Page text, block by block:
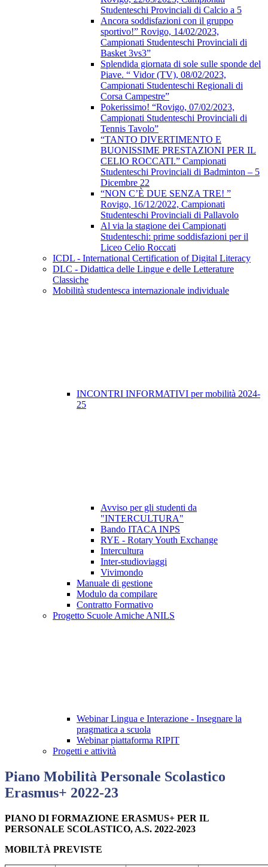
Studenteschi Provinciali di Calcio a 5
Ancora soddisfazioni con il gruppo
sportivo!” Rovigo, 14/02/2023,
Campionati Studenteschi Provinciali di
Basket 3vs3”
Splendida giornata di sole sulle sponde del
Piave. “ Vidor (TV), 08/02/2023,
Campionati Studenteschi Regionali di
Corsa Campestre”
Pokerissimo! “Rovigo, 07/02/2023,
Campionati Studenteschi Provinciali di
Tennis Tavolo”
“TANTO DIVERTIMENTO E
BUONISSIME PRESTAZIONI PER IL
CELIO ROCCATI.” Campionati
Studenteschi Provinciali di Badminton – 5
Dicembre 22
“NON C’È DUE SENZA TRE! ”
Rovigo, 16/12/2022, Campionati
Studenteschi Provinciali di Pallavolo
Al via la stagione dei Campionati
Studenteschi: prime soddisfazioni per il
Liceo Celio Roccati
ICDL - International Certification of Digital Literacy
DLC - Didattica delle Lingue e delle Letterature
Classiche
Mobilità studentesca internazionale individuale
INCONTRI INFORMATIVI per mobilità 2024-
25
Avviso per gli studenti da
"INTERCULTURA"
Bando ITACA INPS
RYE - Rotary Youth Exchange
Intercultura
Inter-studioviaggi
Vivimondo
Manuale di gestione
Modulo da compilare
Contratto Formativo
Progetto Scuole Amiche ANILS
Webinar Lingua e Interazione - Insegnare la
pragmatica a scuola
Webinar piattaforma RIPIT
Progetti e attività
Piano Mobilità Personale Scolastico
Erasmus+ 2022-23
PIANO DI FORMAZIONE ERASMUS+ PER IL
PERSONALE SCOLASTICO, A.S. 2022-2023
MOBILTÀ PREVISTE